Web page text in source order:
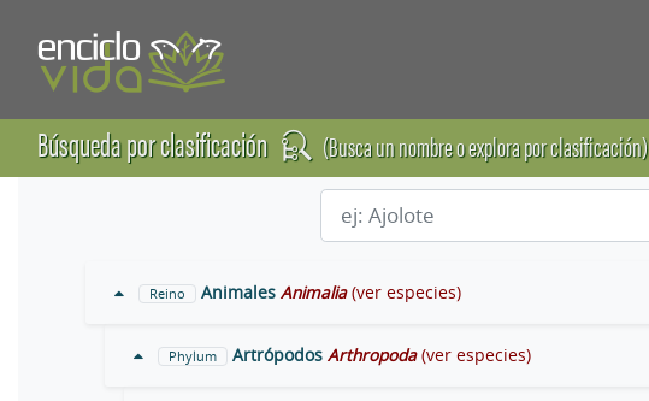
Búsqueda por clasificación (Busca un nombre o explora por clasificación)
Reino Animales Animalia (ver especies)
Phylum Artrópodos Arthropoda (ver especies)